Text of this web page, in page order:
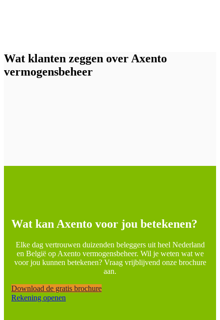
Wat klanten zeggen over Axento
vermogensbeheer
Wat kan Axento voor jou betekenen?
Elke dag vertrouwen duizenden beleggers uit heel Nederland
en België op Axento vermogensbeheer. Wil je weten wat we
voor jou kunnen betekenen? Vraag vrijblijvend onze brochure
aan.
Download de gratis brochure
Rekening openen